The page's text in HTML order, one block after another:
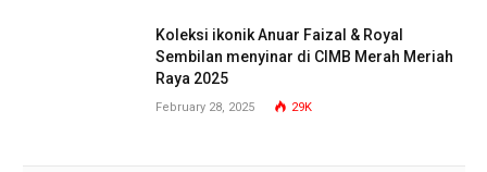
Koleksi ikonik Anuar Faizal & Royal
Sembilan menyinar di CIMB Merah Meriah
Raya 2025
February 28, 2025 29K